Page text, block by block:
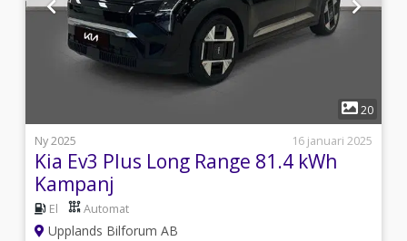
20
Ny 2025
16 januari 2025
Kia Ev3 Plus Long Range 81.4 kWh
Kampanj
El Automat
Upplands Bilforum AB